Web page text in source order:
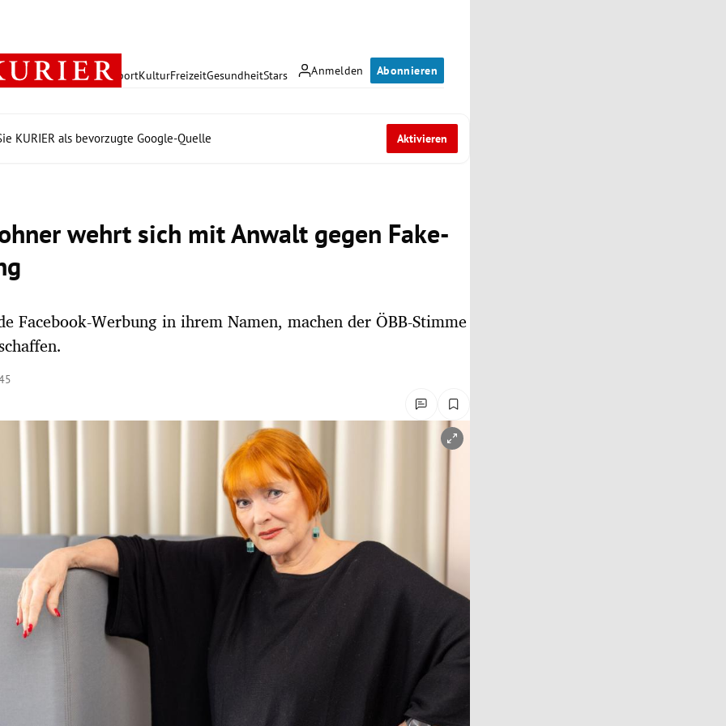
Anmelden Abonnieren
PolitikWirtschaft SportKulturFreizeitGesundheitStars
KURIER als bevorzugte Google-Quelle Aktivieren
wehrt sich mit Anwalt gegen Fake-
Facebook-Werbung in ihrem Namen, machen der ÖBB-Stimme
öffnen/schließen